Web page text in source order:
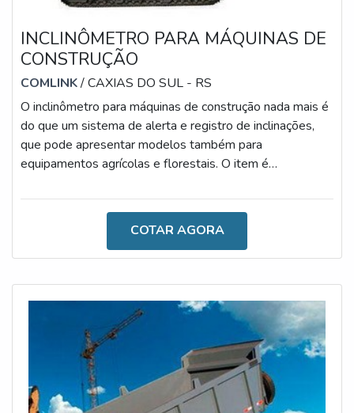
INCLINÔMETRO PARA MÁQUINAS DE
CONSTRUÇÃO
COMLINK/ CAXIAS DO SUL - RS
O inclinômetro para máquinas de construção nada mais é
do que um sistema de alerta e registro de inclinações,
que pode apresentar modelos também para
equipamentos agrícolas e florestais. O item é
coluna luminosa - características que o tornam altamente
DO DISPOSITIVOQuanto à funcionalidade, é importante
destacar que, sempre que houverem inclinações frontais
COTAR AGORA